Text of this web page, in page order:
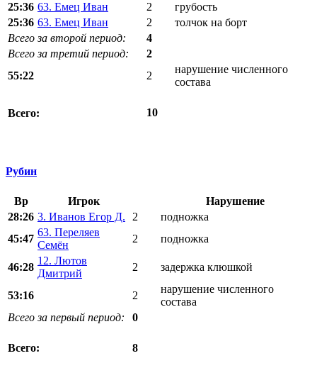
25:36 63. Емец Иван 2
грубость
25:36 63. Емец Иван 2
толчок на борт
Всего за второй период:
4
Всего за третий период:
2
55:22
2
нарушение численного
состава
Всего: 10
Рубин
Вр Игрок
Нарушение
28:26 3. Иванов Егор Д. 2
подножка
45:47
63. Переляев
Семён
2 подножка
46:28
12. Лютов
Дмитрий
2 задержка клюшкой
53:16 2
нарушение численного
состава
Всего за первый период:
0
Всего: 8